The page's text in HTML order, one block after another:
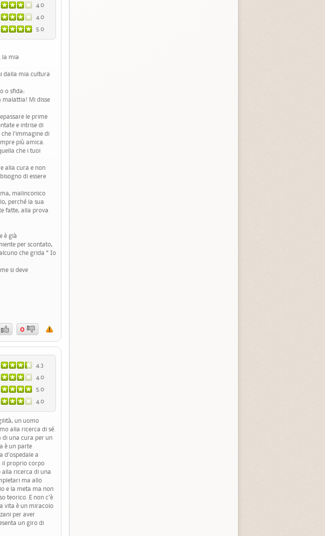
4.0
4.0
5.0
la mia
dalla mia cultura
o sfida:
malattia! Mi disse
le prime
e intrise di
l'immagine di
più amica.
che i tuoi
alla cura e non
di essere
malinconico
perché la sua
fatte, alla prova
è già
per scontato,
che grida “ Io
si deve
0
4.3
4.0
5.0
4.0
un uomo
alla ricerca di sé.
di una cura per un
è un parte
d'ospedale a
il proprio corpo
alla ricerca di una
ma allo
e la meta ma non
teorico. E non c'è
vita è un miracolo
per aver
un giro di